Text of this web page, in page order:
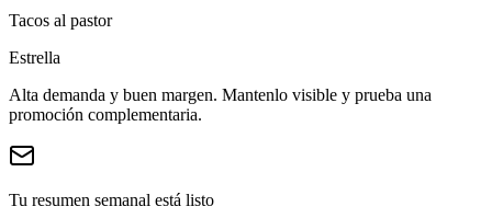
Tacos al pastor
Estrella
Alta demanda y buen margen. Mantenlo visible y prueba una
promoción complementaria.
Tu resumen semanal está listo